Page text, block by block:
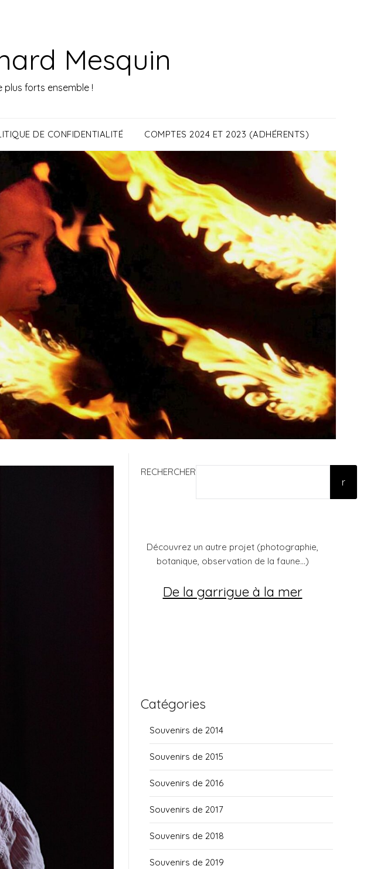
Mesquin
forts ensemble !
DE CONFIDENTIALITÉ COMPTES 2024 ET 2023 (ADHÉRENTS)
RECHERCHER
r
Découvrez un autre projet (photographie,
botanique, observation de la faune...)
De la garrigue à la mer
Catégories
Souvenirs de 2014
Souvenirs de 2015
Souvenirs de 2016
Souvenirs de 2017
Souvenirs de 2018
Souvenirs de 2019